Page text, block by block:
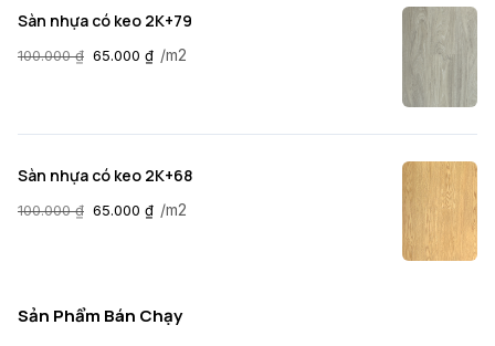
Sàn nhựa có keo 2K+79
100.000₫ 65.000 ₫ /m2
Sàn nhựa có keo 2K+68
100.000₫ 65.000 ₫ /m2
Sản Phẩm Bán Chạy